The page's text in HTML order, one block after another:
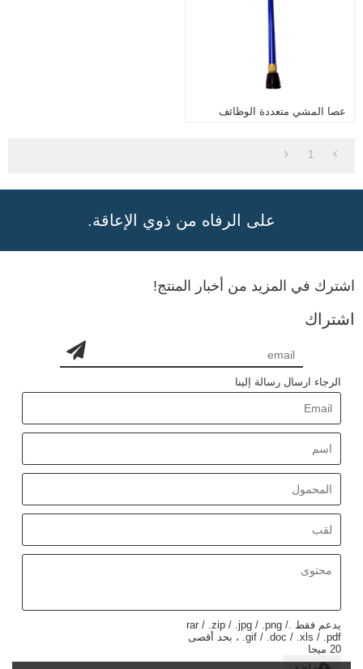
عصا المشي متعددة الوظائف
1
على الرفاه من ذوي الإعاقة.
اشترك في المزيد من أخبار المنتج!
اشتراك
الرجاء ارسال رسالة إلينا
يدعم فقط .rar / .zip / .jpg / .png /
.gif / .doc / .xls / .pdf ، بحد أقصى
20 ميجا